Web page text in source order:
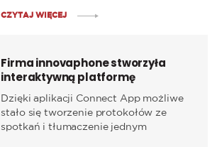
wizją na temat przyszłości technologii
CZYTAJ WIĘCEJ
Firma innovaphone stworzyła
interaktywną platformę
komunikacji pracowników
Dzięki aplikacji Connect App możliwe
stało się tworzenie protokołów ze
spotkań i tłumaczenie jednym